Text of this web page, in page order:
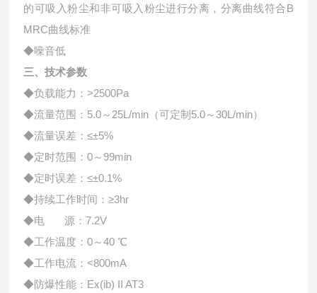
的可吸入粉尘和非可吸入粉尘进行分离，分离曲线符合B
MRC曲线标准
◆噪音低
三、技术参数
◆负载能力：>2500Pa
◆流量范围： 5.0～ 25L/min （可定制 5.0～30L/min）
◆流量误差：≤±5%
◆定时范围：0～ 99min
◆定时误差：≤±0.1%
◆持续工作时间：≥3hr
◆电 源：7.2V
◆工作温度：0～40℃
◆工作电流：<800mA
◆防爆性能： Ex(ib) II AT3